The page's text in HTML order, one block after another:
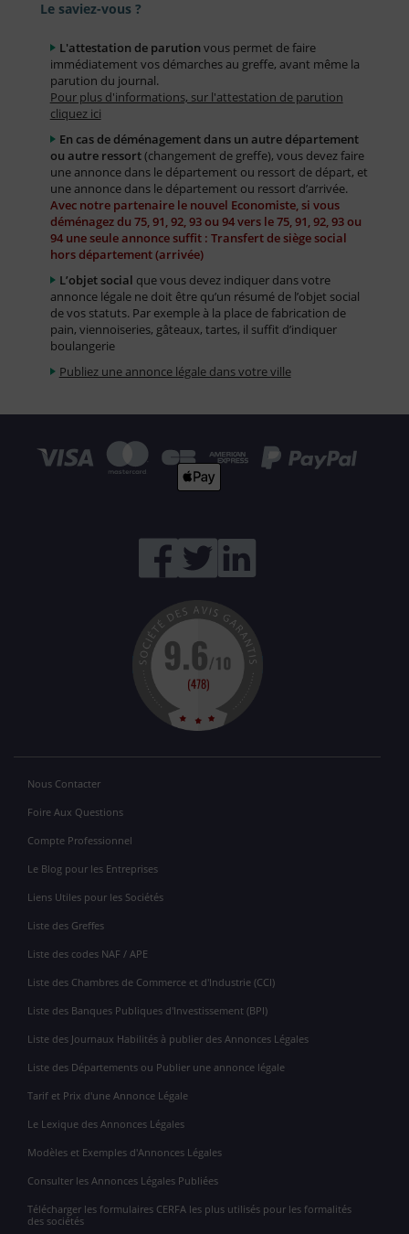
Le saviez-vous ?
L'attestation de parution vous permet de faire
immédiatement vos démarches au greffe, avant même la
parution du journal.
Pour plus d'informations, sur l'attestation de parution
cliquez ici
En cas de déménagement dans un autre département
ou autre ressort(changement de greffe), vous devez faire
une annonce dans le département ou ressort de départ, et
une annonce dans le département ou ressort d’arrivée.
Avec notre partenaire le nouvel Economiste, si vous
déménagez du 75, 91, 92, 93 ou 94 vers le 75, 91, 92, 93 ou
94 une seule annonce suffit : Transfert de siège social
hors département (arrivée)
L’objet social que vous devez indiquer dans votre
annonce légale ne doit être qu’un résumé de l’objet social
de vos statuts. Par exemple à la place de fabrication de
pain, viennoiseries, gâteaux, tartes, il suffit d’indiquer
boulangerie
Publiez une annonce légale dans votre ville
Nous Contacter
Foire Aux Questions
Compte Professionnel
Le Blog pour les Entreprises
Liens Utiles pour les Sociétés
Liste des Greffes
Liste des codes NAF / APE
Liste des Chambres de Commerce et d'Industrie (CCI)
Liste des Banques Publiques d'Investissement (BPI)
Liste des Journaux Habilités à publier des Annonces Légales
Liste des Départements ou Publier une annonce légale
Tarif et Prix d'une Annonce Légale
Le Lexique des Annonces Légales
Modèles et Exemples d'Annonces Légales
Consulter les Annonces Légales Publiées
Télécharger les formulaires CERFA les plus utilisés pour les formalités
des sociétés